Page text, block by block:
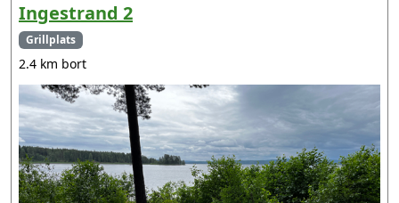
Ingestrand 2
Grillplats
2.4 km bort